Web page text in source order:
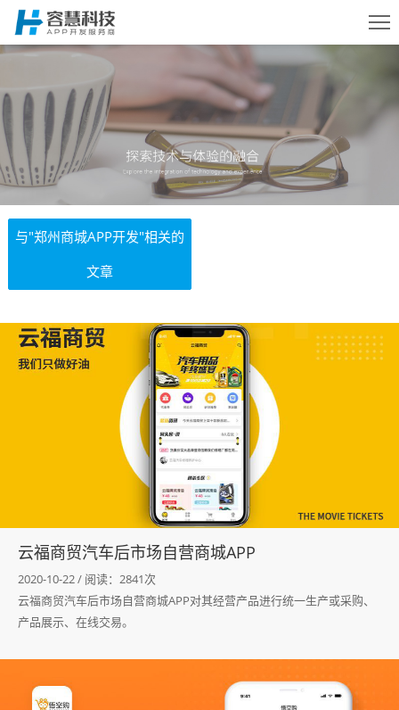
首页
服务
案例
动态
咨询我们 >
与"郑州商城APP开发"相关的
文章
云福商贸汽车后市场自营商城APP
2020-10-22 / 阅读：2841次
云福商贸汽车后市场自营商城APP对其经营产品进行统一生产或采购、
产品展示、在线交易。